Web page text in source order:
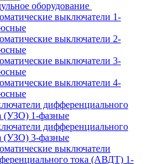
оборудование
выключатели 1-
выключатели 2-
выключатели 3-
выключатели 4-
дифференциального
(УЗО) 1-фазные
дифференциального
(УЗО) 3-фазные
выключатели
тока (АВДТ) 1-